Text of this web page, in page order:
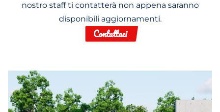
nostro staff ti contatterà non appena saranno
disponibili aggiornamenti.
Contattaci